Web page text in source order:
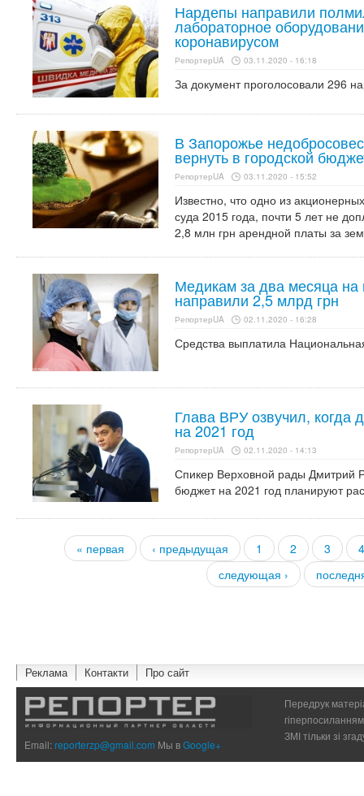
Нардепы направили
лабораторное
коронавирусом
РепортерUA 03.11.2020 - 16:18
За документ проголосовали 296
В Запорожье
вернуть в городской
РепортерUA 03.11.2020 - 15:52
Известно, что одно из
суда 2015 года, почти 5 лет не
2,8 млн грн арендной платы за
Медикам за два месяца
направили 2,5 млрд грн
РепортерUA 02.11.2020 - 16:28
Средства выплатила
Глава ВРУ озвучил, когда
на 2021 год
РепортерUA 02.11.2020 - 14:13
Спикер Верховной рады Дмитрий
бюджет на 2021 год планируют
Страницы
« первая ‹ предыдущая 1 2 3
4
следующая ›
Реклама Контакти Про сайт
Email:reporterzp@gmail.com Мы вGoogle+
Передрук
ЗМІ тільки зі